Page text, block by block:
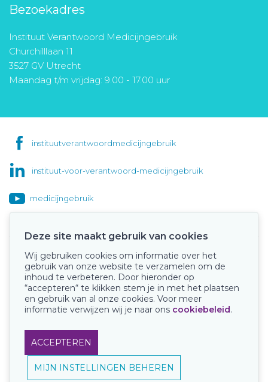
Bezoekadres
Instituut Verantwoord Medicijngebruik
Churchilllaan 11
3527 GV Utrecht
Maandag t/m vrijdag: 9.00 - 17.00 uur
instituutverantwoordmedicijngebruik
instituut-voor-verantwoord-medicijngebruik
medicijngebruik
Onze keurmerken
Deze site maakt gebruik van cookies
Wij gebruiken cookies om informatie over het
gebruik van onze website te verzamelen om de
inhoud te verbeteren. Door hieronder op
“accepteren“ te klikken stem je in met het plaatsen
en gebruik van al onze cookies. Voor meer
informatie verwijzen wij je naar ons cookiebeleid.
ACCEPTEREN
MIJN INSTELLINGEN BEHEREN